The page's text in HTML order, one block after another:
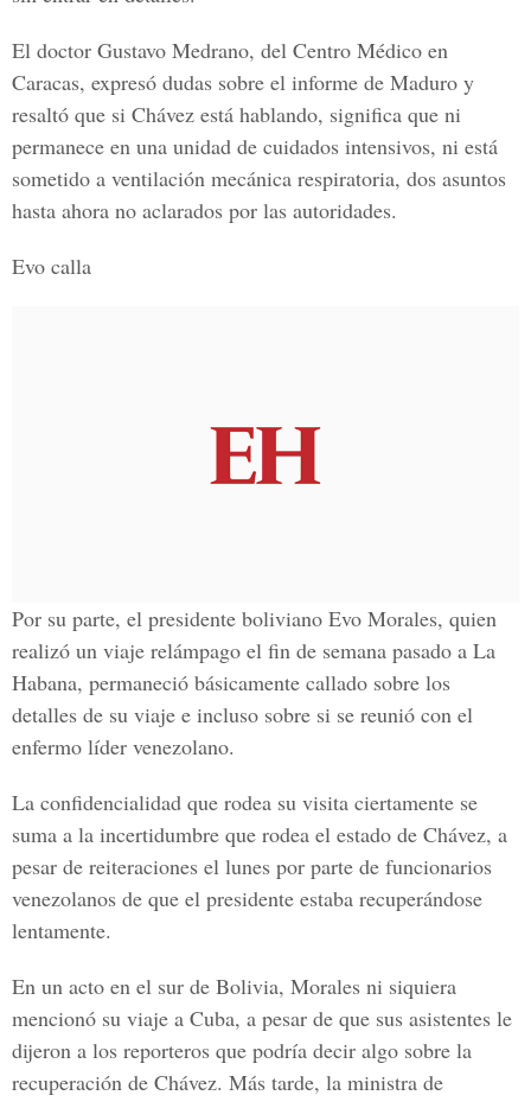
El doctor Gustavo Medrano, del Centro Médico en
Caracas, expresó dudas sobre el informe de Maduro y
resaltó que si Chávez está hablando, significa que ni
permanece en una unidad de cuidados intensivos, ni está
sometido a ventilación mecánica respiratoria, dos asuntos
hasta ahora no aclarados por las autoridades.
Evo calla
Por su parte, el presidente boliviano Evo Morales, quien
realizó un viaje relámpago el fin de semana pasado a La
Habana, permaneció básicamente callado sobre los
detalles de su viaje e incluso sobre si se reunió con el
enfermo líder venezolano.
La confidencialidad que rodea su visita ciertamente se
suma a la incertidumbre que rodea el estado de Chávez, a
pesar de reiteraciones el lunes por parte de funcionarios
venezolanos de que el presidente estaba recuperándose
lentamente.
En un acto en el sur de Bolivia, Morales ni siquiera
mencionó su viaje a Cuba, a pesar de que sus asistentes le
dijeron a los reporteros que podría decir algo sobre la
recuperación de Chávez. Más tarde, la ministra de